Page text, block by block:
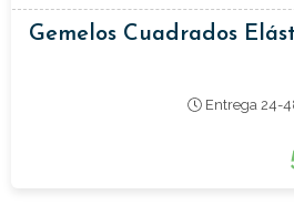
Gemelos Cuadrados
Entrega 24-